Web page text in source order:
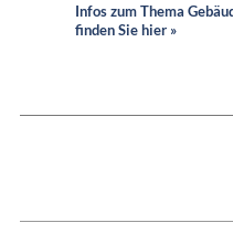
Infos zum Thema
finden Sie hier »